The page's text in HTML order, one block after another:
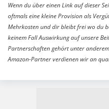
Wenn du über einen Link auf dieser
oftmals eine kleine Provision als
Mehrkosten und dir bleibt frei wo du
keinem Fall Auswirkung auf unsere
Partnerschaften gehört unter
Amazon-Partner verdienen wir an